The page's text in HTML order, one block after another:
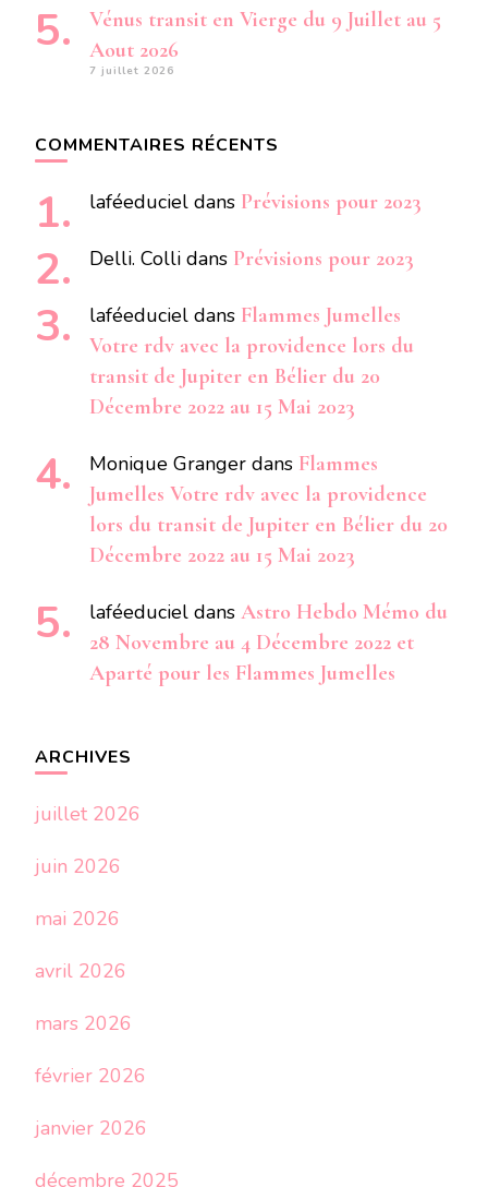
Vénus transit en Vierge du 9 Juillet au 5
Aout 2026
7 juillet 2026
COMMENTAIRES RÉCENTS
laféeduciel dans Prévisions pour 2023
Delli. Colli dans Prévisions pour 2023
laféeduciel dans Flammes Jumelles
Votre rdv avec la providence lors du
transit de Jupiter en Bélier du 20
Décembre 2022 au 15 Mai 2023
Monique Granger dans Flammes
Jumelles Votre rdv avec la providence
lors du transit de Jupiter en Bélier du 20
Décembre 2022 au 15 Mai 2023
laféeduciel dans Astro Hebdo Mémo du
28 Novembre au 4 Décembre 2022 et
Aparté pour les Flammes Jumelles
ARCHIVES
juillet 2026
juin 2026
mai 2026
avril 2026
mars 2026
février 2026
janvier 2026
décembre 2025